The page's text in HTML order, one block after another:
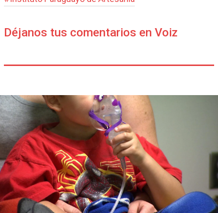
Déjanos tus comentarios en Voiz